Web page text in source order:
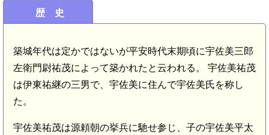
歴 史
築城年代は定かではないが平安時代末期頃に宇佐美三郎
左衛門尉祐茂によって築かれたと云われる。 宇佐美祐茂
は伊東祐継の三男で、宇佐美に住んで宇佐美氏を称し
た。
宇佐美祐茂は源頼朝の挙兵に馳せ参じ、子の宇佐美平太